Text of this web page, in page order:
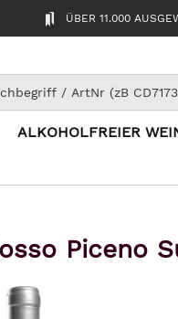
ÜBER 11.000
ALKOHOLFREIER
Piceno